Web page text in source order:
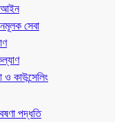
আইন
সেবা
ও কাউন্সেলিং
পদ্ধতি